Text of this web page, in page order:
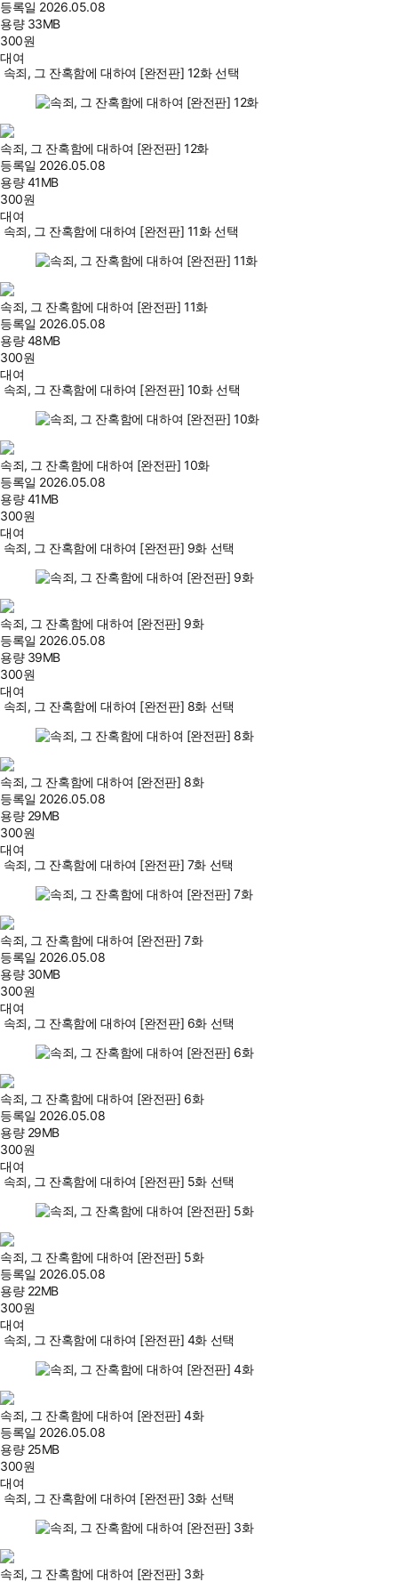
등록일 2026.05.08
용량 33MB
300원
대여
속죄, 그 잔혹함에 대하여 [완전판] 12화 선택
속죄, 그 잔혹함에 대하여 [완전판] 12화
등록일 2026.05.08
용량41MB
300원
대여
속죄, 그 잔혹함에 대하여 [완전판] 11화 선택
속죄, 그 잔혹함에 대하여 [완전판] 11화
등록일 2026.05.08
용량48MB
300원
대여
속죄, 그 잔혹함에 대하여 [완전판] 10화 선택
속죄, 그 잔혹함에 대하여 [완전판] 10화
등록일 2026.05.08
용량41MB
300원
대여
속죄, 그 잔혹함에 대하여 [완전판] 9화 선택
속죄, 그 잔혹함에 대하여 [완전판] 9화
등록일 2026.05.08
용량 39MB
300원
대여
속죄, 그 잔혹함에 대하여 [완전판] 8화 선택
속죄, 그 잔혹함에 대하여 [완전판] 8화
등록일 2026.05.08
용량 29MB
300원
대여
속죄, 그 잔혹함에 대하여 [완전판] 7화 선택
속죄, 그 잔혹함에 대하여 [완전판] 7화
등록일 2026.05.08
용량 30MB
300원
대여
속죄, 그 잔혹함에 대하여 [완전판] 6화 선택
속죄, 그 잔혹함에 대하여 [완전판] 6화
등록일 2026.05.08
용량 29MB
300원
대여
속죄, 그 잔혹함에 대하여 [완전판] 5화 선택
속죄, 그 잔혹함에 대하여 [완전판] 5화
등록일 2026.05.08
용량 22MB
300원
대여
속죄, 그 잔혹함에 대하여 [완전판] 4화 선택
속죄, 그 잔혹함에 대하여 [완전판] 4화
등록일 2026.05.08
용량 25MB
300원
대여
속죄, 그 잔혹함에 대하여 [완전판] 3화 선택
속죄, 그 잔혹함에 대하여 [완전판] 3화